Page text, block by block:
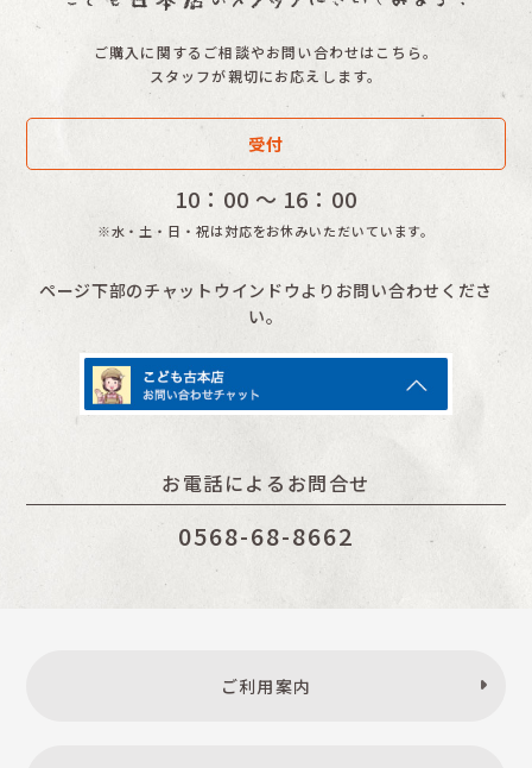
ご購入に関するご相談やお問い合わせはこちら。
スタッフが親切にお応えします。
受付
10：00 〜 16：00
※水・土・日・祝は対応をお休みいただいています。
ページ下部のチャットウインドウよりお問い合わせくださ
い。
お電話によるお問合せ
0568-68-8662
ご利用案内